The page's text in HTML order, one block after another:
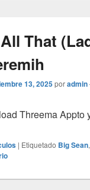
That
13, 2025poradmin
Threema
| Etiquetado Big Sean,